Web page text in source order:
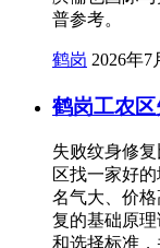
普参考。
鹤岗 2026年7
鹤岗工农
失败纹身修
区找一家好
名气大、价
复的基础原
和选择标准